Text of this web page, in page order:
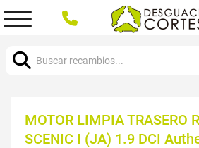
MOTOR LIMPIA TRASERO
SCENIC I (JA) 1.9 DCI